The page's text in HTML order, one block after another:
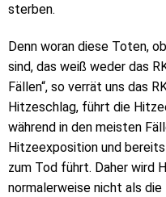
sterben.
Denn woran diese Toten,
sind, das weiß weder das
Fällen“, so verrät uns das
Hitzeschlag, führt die
während in den meisten
Hitzeexposition und
zum Tod führt. Daher wird
normalerweise nicht als